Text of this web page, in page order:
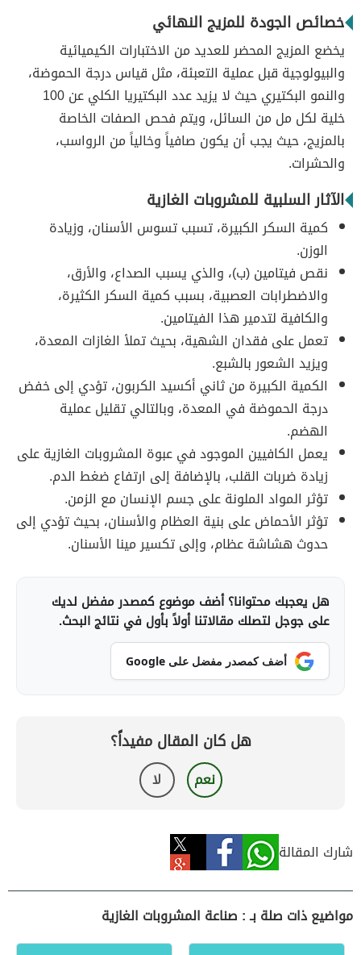
خصائص الجودة للمزيج النهائي
يخضع المزيج المحضر للعديد من الاختبارات الكيميائية
والبيولوجية قبل عملية التعبئة، مثل قياس درجة الحموضة،
والنمو البكتيري حيث لا يزيد عدد البكتيريا الكلي عن 100
خلية لكل مل من السائل، ويتم فحص الصفات الخاصة
بالمزيج، حيث يجب أن يكون صافياً وخالياً من الرواسب،
والحشرات.
الآثار السلبية للمشروبات الغازية
كمية السكر الكبيرة، تسبب تسوس الأسنان، وزيادة
الوزن.
نقص فيتامين (ب)، والذي يسبب الصداع، والأرق،
والاضطرابات العصبية، بسبب كمية السكر الكثيرة،
والكافية لتدمير هذا الفيتامين.
تعمل على فقدان الشهية، بحيث تملأ الغازات المعدة،
ويزيد الشعور بالشبع.
الكمية الكبيرة من ثاني أكسيد الكربون، تؤدي إلى خفض
درجة الحموضة في المعدة، وبالتالي تقليل عملية
الهضم.
يعمل الكافيين الموجود في عبوة المشروبات الغازية على
زيادة ضربات القلب، بالإضافة إلى ارتفاع ضغط الدم.
تؤثر المواد الملونة على جسم الإنسان مع الزمن.
تؤثر الأحماض على بنية العظام والأسنان، بحيث تؤدي إلى
حدوث هشاشة عظام، وإلى تكسير مينا الأسنان.
هل يعجبك محتوانا؟ أضف موضوع كمصدر مفضل لديك
على جوجل لتصلك مقالاتنا أولاً بأول في نتائج البحث.
أضف كمصدر مفضل على Google
هل كان المقال مفيداً؟
نعم لا
شارك المقالة
مواضيع ذات صلة بـ : صناعة المشروبات الغازية